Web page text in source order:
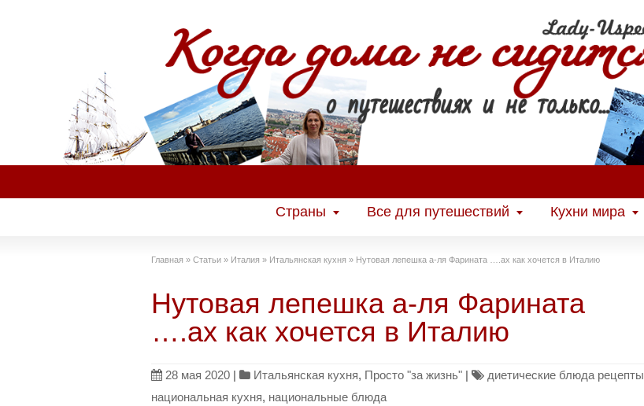
Страны Все для путешествий Кухни мира
Главная » Статьи » Италия » Итальянская кухня » Нутовая лепешка а-ля Фарината ….ах как хочется в Италию
Нутовая лепешка а-ля Фарината
….ах как хочется в Италию
28 мая 2020 | Итальянская кухня, Просто "за жизнь" | диетические блюда рецепты
национальная кухня, национальные блюда